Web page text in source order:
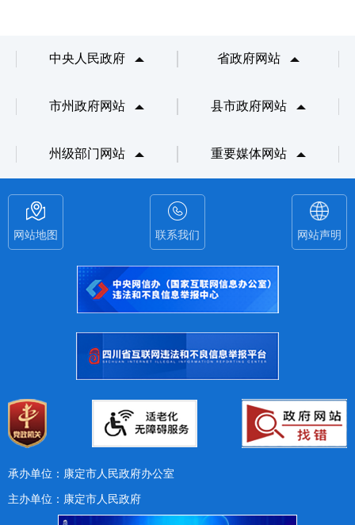
中央人民政府 省政府网站
市州政府网站 县市政府网站
州级部门网站 重要媒体网站
网站地图 联系我们 网站声明
承办单位：康定市人民政府办公室
主办单位：康定市人民政府